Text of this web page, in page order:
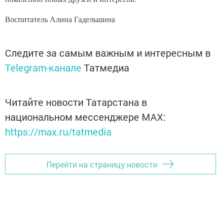
Воспитатель Алина Гадельшина
Следите за самым важным и интересным в
Telegram-канале Татмедиа
Читайте новости Татарстана в
национальном мессенджере MАХ:
https://max.ru/tatmedia
Перейти на страницу новости